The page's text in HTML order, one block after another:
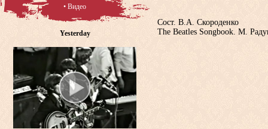
Сост. В.А. Скороденко
The Beatles Songbook. М.
• Видео
Yesterday